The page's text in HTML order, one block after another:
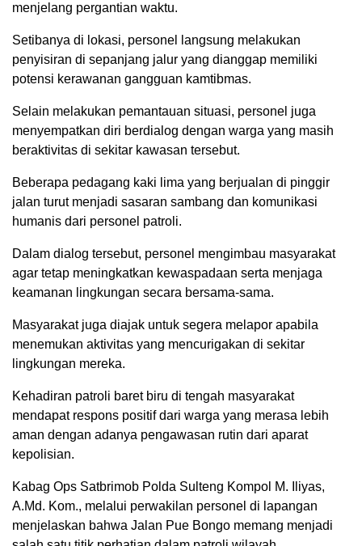
menjelang pergantian waktu.
Setibanya di lokasi, personel langsung melakukan
penyisiran di sepanjang jalur yang dianggap memiliki
potensi kerawanan gangguan kamtibmas.
Selain melakukan pemantauan situasi, personel juga
menyempatkan diri berdialog dengan warga yang masih
beraktivitas di sekitar kawasan tersebut.
Beberapa pedagang kaki lima yang berjualan di pinggir
jalan turut menjadi sasaran sambang dan komunikasi
humanis dari personel patroli.
Dalam dialog tersebut, personel mengimbau masyarakat
agar tetap meningkatkan kewaspadaan serta menjaga
keamanan lingkungan secara bersama-sama.
Masyarakat juga diajak untuk segera melapor apabila
menemukan aktivitas yang mencurigakan di sekitar
lingkungan mereka.
Kehadiran patroli baret biru di tengah masyarakat
mendapat respons positif dari warga yang merasa lebih
aman dengan adanya pengawasan rutin dari aparat
kepolisian.
Kabag Ops Satbrimob Polda Sulteng Kompol M. Iliyas,
A.Md. Kom., melalui perwakilan personel di lapangan
menjelaskan bahwa Jalan Pue Bongo memang menjadi